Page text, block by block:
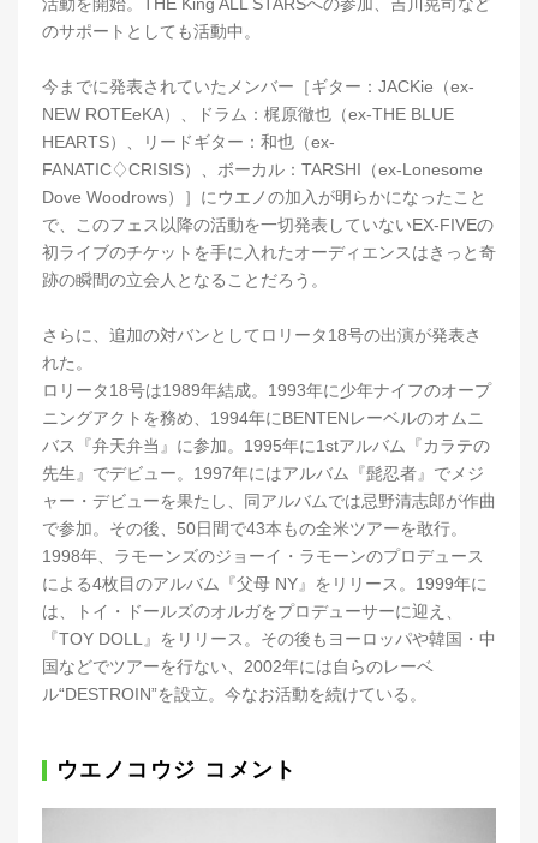
のサポートとしても活動中。
今までに発表されていたメンバー［ギター：JACKie（ex-
NEW ROTEeKA）、ドラム：梶原徹也（ex-THE BLUE
HEARTS）、リードギター：和也（ex-
FANATIC♢CRISIS）、ボーカル：TARSHI（ex-Lonesome
Dove Woodrows）］にウエノの加入が明らかになったこと
で、このフェス以降の活動を一切発表していないEX-FIVEの
初ライブのチケットを手に入れたオーディエンスはきっと奇
跡の瞬間の立会人となることだろう。
さらに、追加の対バンとしてロリータ18号の出演が発表さ
れた。
ロリータ18号は1989年結成。1993年に少年ナイフのオープ
ニングアクトを務め、1994年にBENTENレーベルのオムニ
バス『弁天弁当』に参加。1995年に1stアルバム『カラテの
先生』でデビュー。1997年にはアルバム『髭忍者』でメジ
ャー・デビューを果たし、同アルバムでは忌野清志郎が作曲
で参加。その後、50日間で43本もの全米ツアーを敢行。
1998年、ラモーンズのジョーイ・ラモーンのプロデュース
による4枚目のアルバム『父母 NY』をリリース。1999年に
は、トイ・ドールズのオルガをプロデューサーに迎え、
『TOY DOLL』をリリース。その後もヨーロッパや韓国・中
国などでツアーを行ない、2002年には自らのレーベ
ル“DESTROIN”を設立。今なお活動を続けている。
ウエノコウジ コメント